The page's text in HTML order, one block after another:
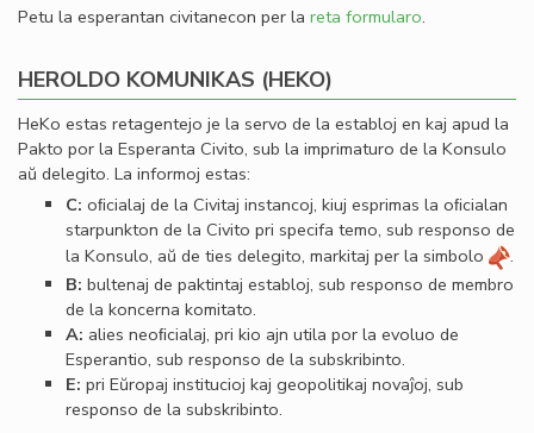
Petu la esperantan civitanecon per la reta formularo.
HEROLDO KOMUNIKAS (HEKO)
HeKo estas retagentejo je la servo de la establoj en kaj apud la
Pakto por la Esperanta Civito, sub la imprimaturo de la Konsulo
aŭ delegito. La informoj estas:
C: oﬁcialaj de la Civitaj instancoj, kiuj esprimas la oﬁcialan
starpunkton de la Civito pri specifa temo, sub responso de
la Konsulo, aŭ de ties delegito, markitaj per la simbolo
.
B: bultenaj de paktintaj establoj, sub responso de membro
de la koncerna komitato.
A: alies neoﬁcialaj, pri kio ajn utila por la evoluo de
Esperantio, sub responso de la subskribinto.
E: pri Eŭropaj institucioj kaj geopolitikaj novaĵoj, sub
responso de la subskribinto.